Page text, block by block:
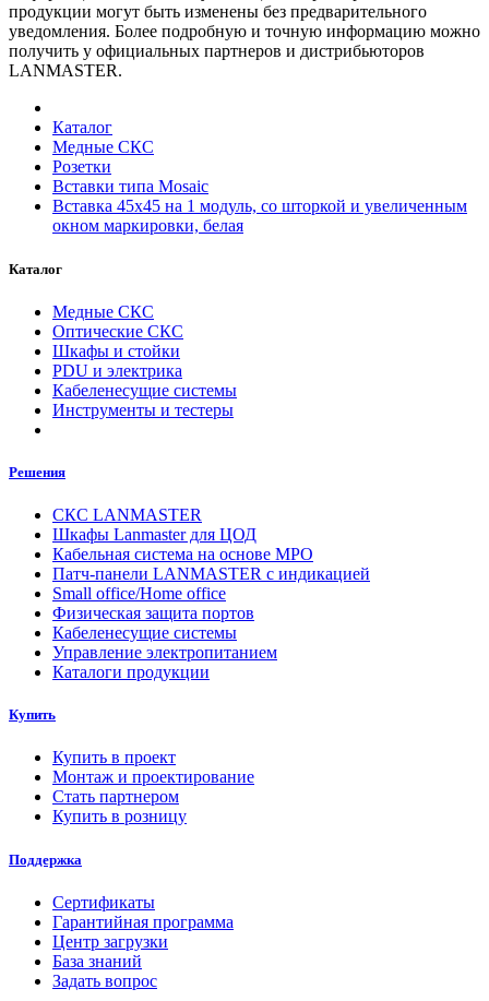
продукции могут быть изменены без предварительного
уведомления. Более подробную и точную информацию можно
получить у официальных партнеров и дистрибьюторов
LANMASTER.
Каталог
Медные СКС
Розетки
Вставки типа Mosaic
Вставка 45x45 на 1 модуль, со шторкой и увеличенным
окном маркировки, белая
Каталог
Медные СКС
Оптические СКС
Шкафы и стойки
PDU и электрика
Кабеленесущие системы
Инструменты и тестеры
Решения
СКС LANMASTER
Шкафы Lanmaster для ЦОД
Кабельная система на основе MPO
Патч-панели LANMASTER с индикацией
Small office/Home office
Физическая защита портов
Кабеленесущие системы
Управление электропитанием
Каталоги продукции
Купить
Купить в проект
Монтаж и проектирование
Стать партнером
Купить в розницу
Поддержка
Сертификаты
Гарантийная программа
Центр загрузки
База знаний
Задать вопрос